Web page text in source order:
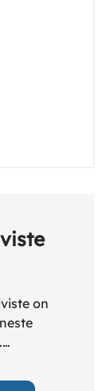
on
likaa,